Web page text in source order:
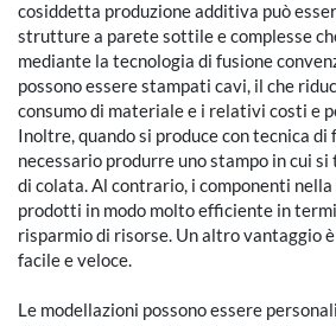
cosiddetta produzione additiva può
strutture a parete sottile e complesse
mediante la tecnologia di fusione
possono essere stampati cavi, il che
consumo di materiale e i relativi costi e
Inoltre, quando si produce con tecnica di
necessario produrre uno stampo in cui
di colata. Al contrario, i componenti
prodotti in modo molto efficiente in
risparmio di risorse. Un altro vantaggio
facile e veloce.
Le modellazioni possono essere